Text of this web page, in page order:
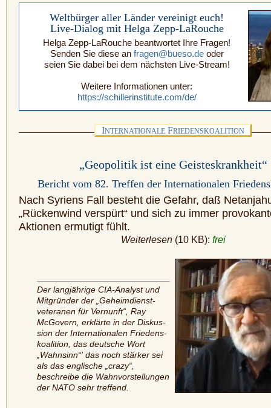
Weltbürger aller Länder vereinigt euch!
Live-Dialog mit Helga Zepp-LaRouche
Helga Zepp-LaRouche beantwortet Ihre Fragen!
Senden Sie diese an fragen@bueso.deoder
seien Sie dabei bei dem nächsten Live-Stream!
Weitere Informationen unter:
https://schillerinstitute.com/de/
INTERNATIONALE FRIEDENSKOALITION
„Geopolitik ist eine Geisteskrankheit“
Bericht vom 82. Treffen der Internationalen
Nach Syriens Fall besteht die Gefahr, daß
„Rückenwind verspürt“ und sich zu immer
Aktionen ermutigt fühlt.
Weiterlesen(10 KB): frei
Der langjährige CIA-Analyst und
Mitgründer der „Geheim­dienst­
veteranen für Vernunft“, Ray
McGovern, erklärte in der Diskus­
sion der Internationalen Frie­dens­
koalition, das deutsche Wort
„Wahn­sinn“' das noch stärker sei
als das englische „crazy“,
beschrei­be die Wahnvorstellungen
der NATO sehr treffend.